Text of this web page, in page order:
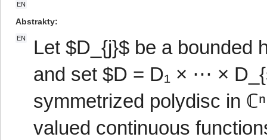
EN
Abstrakty
EN
Let $D_{j}$ be a bounded
and set $D = D₁ × ⋯ ×
symmetrized polydisc in
valued continuous